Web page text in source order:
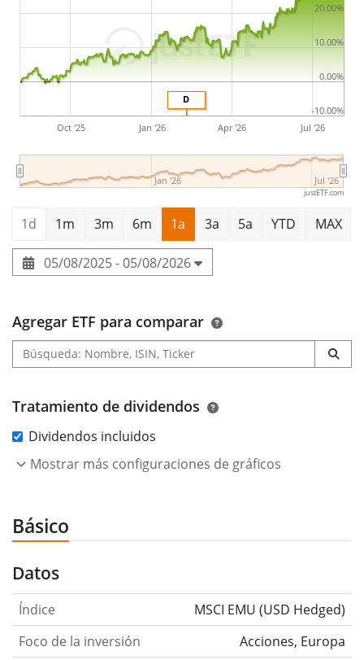
D
Oct '25 Jan '26 Apr '26 Jul '26
Jan '26 Jul '26
-10.00%
0.00%
10.00%
20.00%
justETF.com
1d 1m 3m 6m 1a 3a 5a YTD MAX
05/08/2025 - 05/08/2026
Agregar ETF para comparar
Tratamiento de dividendos
Dividendos incluidos
Mostrar más configuraciones de gráficos
Básico
Datos
Índice
MSCI EMU (USD Hedged)
Foco de la inversión
Acciones, Europa